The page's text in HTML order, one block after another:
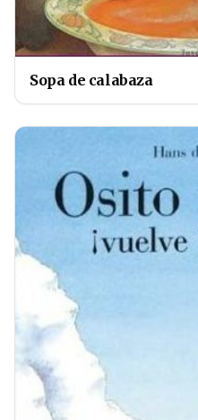
Sopa de calabaza